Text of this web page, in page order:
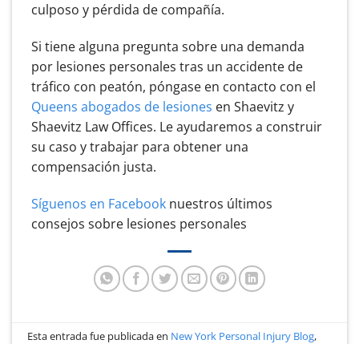
culposo y pérdida de compañía.
Si tiene alguna pregunta sobre una demanda
por lesiones personales tras un accidente de
tráfico con peatón, póngase en contacto con el
Queens abogados de lesiones en Shaevitz y
Shaevitz Law Offices. Le ayudaremos a construir
su caso y trabajar para obtener una
compensación justa.
Síguenos en Facebook nuestros últimos
consejos sobre lesiones personales
Esta entrada fue publicada en New York Personal Injury Blog,